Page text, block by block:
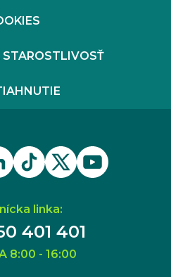
linka:
401 401
8:00 - 16:00